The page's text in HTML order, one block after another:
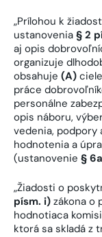
„Prílohou k
ustanovenia § 2
aj opis
organizuje
obsahuje (A)
práce
personálne
opis náboru,
vedenia, podpory
hodnotenia a
(ustanovenie §
„Žiadosti o
písm. i) zákona o
hodnotiaca
ktorá sa skladá z